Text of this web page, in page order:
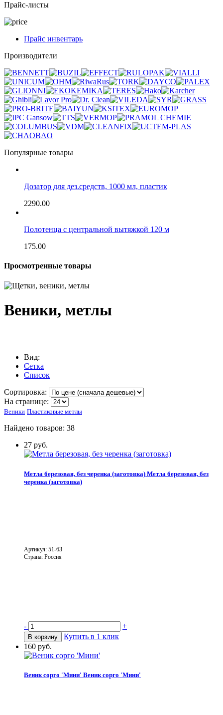
Прайс-листы
Прайс инвентарь
Производители
Популярные товары
Дозатор для дез.средств, 1000 мл, пластик
2290.00
Полотенца с центральной вытяжкой 120 м
175.00
Просмотренные товары
Веники, метлы
Вид:
Сетка
Список
Сортировка:
На странице:
Веники Пластиковые метлы
Найдено товаров: 38
27 руб.
Метла березовая, без черенка (заготовка) Метла березовая, без
черенка (заготовка)
Артикул: 51-63
Страна: Россия
- +
В корзину
Купить в 1 клик
160 руб.
Веник сорго 'Мини' Веник сорго 'Мини'